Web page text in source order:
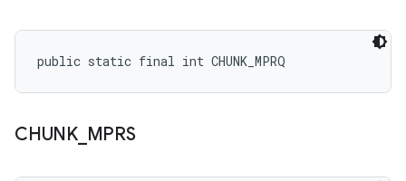
public static final int CHUNK_MPRQ
CHUNK_ MPRS